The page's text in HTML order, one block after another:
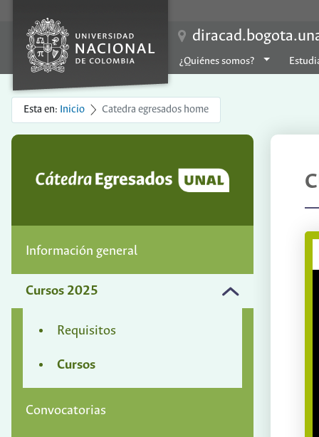
¿Quiénes somos?
Esta en: Inicio Catedra egresados home
Información general
Cursos 2025
Requisitos
Cursos
Convocatorias